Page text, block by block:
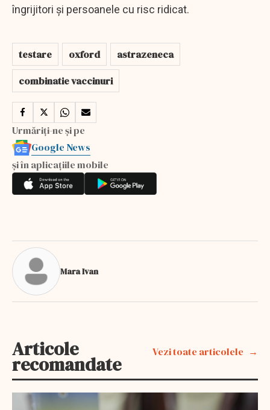
îngrijitori şi persoanele cu risc ridicat.
testare oxford
astrazeneca
combinatie vaccinuri
Urmăriți-ne și pe
Google News
și în aplicațiile mobile
Mara Ivan
Articole
recomandate
Vezi toate articolele